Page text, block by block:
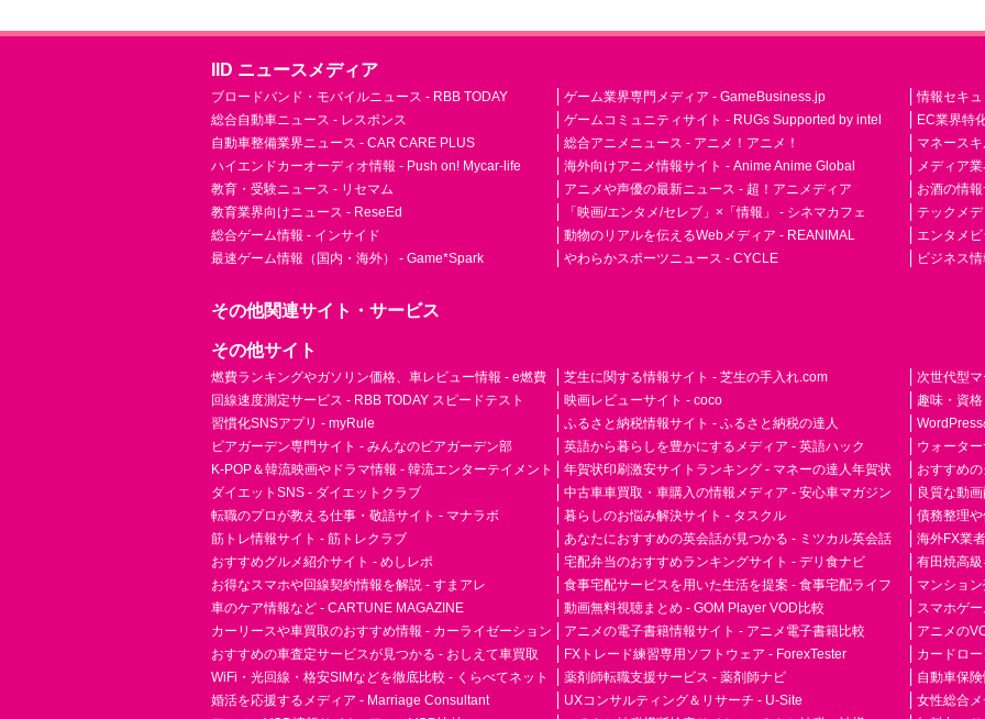
IID ニュースメディア
ブロードバンド・モバイルニュース - RBB TODAY
総合自動車ニュース - レスポンス
自動車整備業界ニュース - CAR CARE PLUS
ハイエンドカーオーディオ情報 - Push on! Mycar-life
教育・受験ニュース - リセマム
教育業界向けニュース - ReseEd
総合ゲーム情報 - インサイド
最速ゲーム情報（国内・海外） - Game*Spark
ゲーム業界専門メディア - GameBusiness.jp
ゲームコミュニティサイト - RUGs Supported by intel
総合アニメニュース - アニメ！アニメ！
海外向けアニメ情報サイト - Anime Anime Global
アニメや声優の最新ニュース - 超！アニメディア
「映画/エンタメ/セレブ」×「情報」 - シネマカフェ
動物のリアルを伝えるWebメディア - REANIMAL
やわらかスポーツニュース - CYCLE
情報セキ
EC業界特
マネース
メディア
お酒の情
テックメ
エンタメ
ビジネス
その他関連サイト・サービス
その他サイト
燃費ランキングやガソリン価格、車レビュー情報 - e燃費
回線速度測定サービス - RBB TODAY スピードテスト
習慣化SNSアプリ - myRule
ビアガーデン専門サイト - みんなのビアガーデン部
K-POP＆韓流映画やドラマ情報 - 韓流エンターテイメント
ダイエットSNS - ダイエットクラブ
転職のプロが教える仕事・敬語サイト - マナラボ
筋トレ情報サイト - 筋トレクラブ
おすすめグルメ紹介サイト - めしレポ
お得なスマホや回線契約情報を解説 - すまアレ
車のケア情報など - CARTUNE MAGAZINE
カーリースや車買取のおすすめ情報 - カーライゼーション
おすすめの車査定サービスが見つかる - おしえて車買取
WiFi・光回線・格安SIMなどを徹底比較 - くらべてネット
婚活を応援するメディア - Marriage Consultant
芝生に関する情報サイト - 芝生の手入れ.com
映画レビューサイト - coco
ふるさと納税情報サイト - ふるさと納税の達人
英語から暮らしを豊かにするメディア - 英語ハック
年賀状印刷激安サイトランキング - マネーの達人年賀状
中古車車買取・車購入の情報メディア - 安心車マガジン
暮らしのお悩み解決サイト - タスクル
あなたにおすすめの英会話が見つかる - ミツカル英会話
宅配弁当のおすすめランキングサイト - デリ食ナビ
食事宅配サービスを用いた生活を提案 - 食事宅配ライフ
動画無料視聴まとめ - GOM Player VOD比較
アニメの電子書籍情報サイト - アニメ電子書籍比較
FXトレード練習専用ソフトウェア - ForexTester
薬剤師転職支援サービス - 薬剤師ナビ
UXコンサルティング＆リサーチ - U-Site
次世代型
趣味・資
ウォータ
おすすめ
良質な動
債務整理
海外FX業
有田焼高
マンショ
スマホゲ
アニメの
カードロ
自動車保
女性総合